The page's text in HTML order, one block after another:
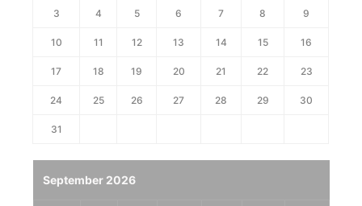
3 4 5 6 7 8 9
10 11 12 13 14 15 16
17 18 19 20 21 22 23
24 25 26 27 28 29 30
31
September 2026